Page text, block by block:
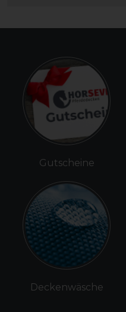
Gutscheine
Deckenwäsche